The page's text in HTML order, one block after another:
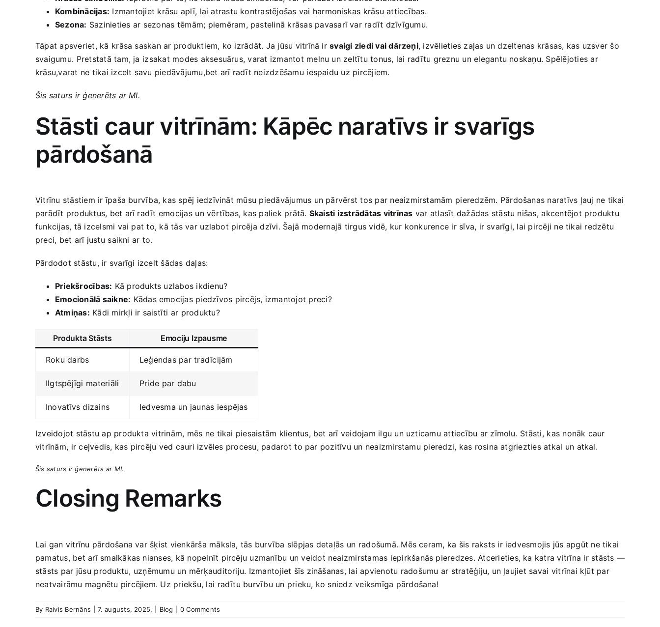
Kombinācijas: Izmantojiet⁢ krāsu ‌aplī, lai atrastu kontrastējošas vai harmoniskas krāsu attiecības.
Sezona: Sazinieties ⁣ar sezonas⁢ tēmām; piemēram, pastelinā ‍krāsas pavasarī var radīt dzīvīgumu.
Tāpat apsveriet, kā ⁢krāsa ‌saskan ar produktiem, ko izrādāt. Ja jūsu vitrīnā irsvaigi ziedi vai dārzeņi, izvēlieties zaļas un dzeltenas krāsas, kas uzsver šo
svaigumu. ⁣Pretstatā tam, ja⁣ izsakat‍ modes aksesuārus, varat izmantot melnu un zeltītu tonus, lai⁣ radītu greznu un elegantu‌ noskaņu. Spēlējoties ar
krāsu,varat ne tikai izcelt savu ‌piedāvājumu,bet arī radīt neizdzēšamu⁤ iespaidu uz pircējiem.
Šis saturs‍ ir ģenerēts ar MI.
Stāsti caur vitrīnām: Kāpēc ⁤naratīvs ir svarīgs
‌pārdošanā
Vitrīnu stāstiem ir īpaša burvība, kas spēj iedzīvināt mūsu piedāvājumus un ‌pārvērst tos par neaizmirstamām⁢ pieredzēm.‍ Pārdošanas naratīvs‍ ļauj ne tikai
parādīt produktus, bet arī radīt emocijas ⁢un vērtības, kas paliek prātā. Skaisti ‌izstrādātas vitrīnas var ⁤atlasīt dažādas ‍stāstu nišas, ⁤akcentējot produktu
funkcijas, tā izcelsmi vai pat to, ‍kā tās var⁢ uzlabot pircēja⁤ dzīvi. Šajā modernajā tirgus ‌vidē, kur konkurence ir sīva, ir svarīgi, lai pircēji ne tikai redzētu
preci, bet arī justu ⁢saikni⁣ ar to.
Pārdodot stāstu, ir svarīgi izcelt šādas daļas:​
Priekšrocības: Kā produkts uzlabos ikdienu? ‌
Emocionālā saikne: Kādas emocijas piedzīvos pircējs, izmantojot preci?
Atmiņas: Kādi mirkļi ir saistīti ar produktu?
Produkta Stāsts Emociju Izpausme
Roku darbs Leģendas ​par tradīcijām
Ilgtspējīgi⁣ materiāli Pride ⁤par‍ dabu
Inovatīvs​ dizains Iedvesma un‍ jaunas ⁤iespējas
Izveidojot stāstu ap produkta vitrinām, mēs ne ⁣tikai piesaistām klientus, bet arī veidojam ilgu un uzticamu attiecību‍ ar zīmolu. Stāsti, ⁢kas nonāk caur
vitrīnām, ⁤ir ceļvedis,‌ kas pircēju ved cauri‍ izvēles procesu, padarot⁣ to‌ par pozitīvu un neaizmirstamu pieredzi, kas rosina atgriezties atkal ⁣un atkal.
Šis saturs ir ģenerēts ⁤ar⁤ MI.
Closing Remarks
Lai gan vitrīnu​ pārdošana var šķist vienkārša māksla, tās burvība slēpjas detaļās⁤ un⁢ radošumā. Mēs ceram, ka šis‍ raksts ir iedvesmojis jūs apgūt ‌ne tikai
‌pamatus, bet arī smalkākas nianses, ‍kā nopelnīt pircēju uzmanību un veidot neaizmirstamas iepirkšanās pieredzes. Atcerieties, ka katra‍ vitrīna ir ‌stāsts —
stāsts par⁣ jūsu⁣ produktu, ⁣uzņēmumu un mērķauditoriju. Izmantojiet šīs zināšanas, lai apvienotu ⁣radošumu ar stratēģiju, un ļaujiet savai⁢ vitrīnai kļūt par
neatvairāmu magnētu pircējiem.​ Uz priekšu, lai⁢ radītu burvību ‌un prieku, ko ‍sniedz veiksmīga‌ pārdošana!
By Raivis Bernāns 7. augusts, 2025. Blog 0 Comments